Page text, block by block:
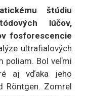
štúdiu
lúčov,
fosforescencie
ultrafialových
poliam. Bol veľmi
aj vďaka jeho
Röntgen. Zomrel